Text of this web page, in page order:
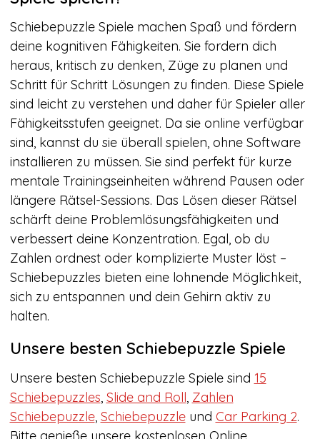
Schiebepuzzle Spiele machen Spaß und fördern
deine kognitiven Fähigkeiten. Sie fordern dich
heraus, kritisch zu denken, Züge zu planen und
Schritt für Schritt Lösungen zu finden. Diese Spiele
sind leicht zu verstehen und daher für Spieler aller
Fähigkeitsstufen geeignet. Da sie online verfügbar
sind, kannst du sie überall spielen, ohne Software
installieren zu müssen. Sie sind perfekt für kurze
mentale Trainingseinheiten während Pausen oder
längere Rätsel-Sessions. Das Lösen dieser Rätsel
schärft deine Problemlösungsfähigkeiten und
verbessert deine Konzentration. Egal, ob du
Zahlen ordnest oder komplizierte Muster löst –
Schiebepuzzles bieten eine lohnende Möglichkeit,
sich zu entspannen und dein Gehirn aktiv zu
halten.
Unsere besten Schiebepuzzle Spiele
Unsere besten Schiebepuzzle Spiele sind 15
Schiebepuzzles, Slide and Roll, Zahlen
Schiebepuzzle, Schiebepuzzleund Car Parking 2.
Bitte genieße unsere kostenlosen Online